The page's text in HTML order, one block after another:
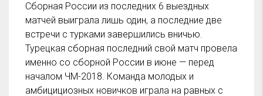
Сборная России из последних 6 выездных
матчей выиграла лишь один, а последние две
встречи с турками завершились вничью.
Турецкая сборная последний свой матч провела
именно со сборной России в июне — перед
началом ЧМ-2018. Команда молодых и
амбицициозных новичков играла на равных с